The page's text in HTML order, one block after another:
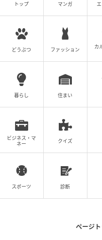
手作りハンバーグに
ベビーカレンダー
その日、彼は仕事で遅く
ながら手作りのハンバー
彼が帰宅し、一緒に食事
トップ マンガ
どうぶつ ファッション
カ
暮らし 住まい
ビジネス・マ
ネー
クイズ
スポーツ 診断
ページ